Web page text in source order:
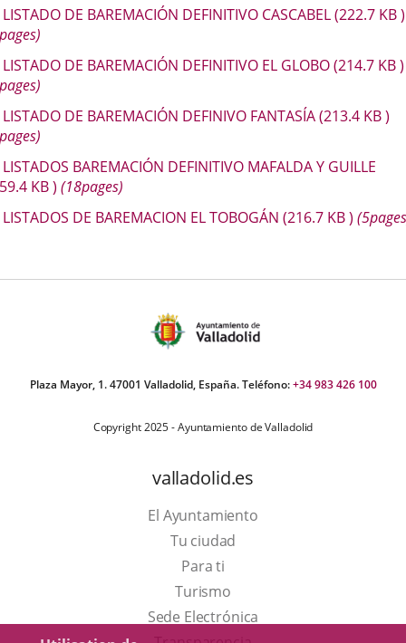
LISTADO DE BAREMACIÓN DEFINITIVO CASCABEL(222.7 KB)
LISTADO DE BAREMACIÓN DEFINITIVO EL GLOBO(214.7 KB)
LISTADO DE BAREMACIÓN DEFINIVO FANTASÍA(213.4 KB)
LISTADOS BAREMACIÓN DEFINITIVO MAFALDA Y GUILLE
KB) (18pages)
LISTADOS DE BAREMACION EL TOBOGÁN (216.7 KB)
Plaza Mayor, 1. 47001 Valladolid, España. Teléfono:+34 983 426 100
Copyright 2025 - Ayuntamiento de Valladolid
valladolid.es
El Ayuntamiento
Tu ciudad
Para ti
TurismoEste
enlace
Sede Electrónica